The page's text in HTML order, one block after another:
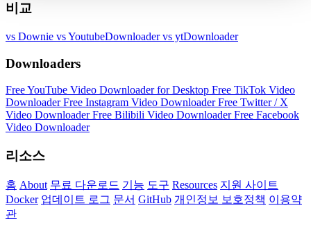
비교
vs Downie vs YoutubeDownloadervs ytDownloader
Downloaders
Free YouTube Video Downloader for Desktop Free TikTok Video
DownloaderFree Instagram Video DownloaderFree Twitter / X
Video DownloaderFree Bilibili Video DownloaderFree Facebook
Video Downloader
리소스
홈 About 무료 다운로드 기능 도구 Resources 지원 사이트
Docker 업데이트 로그 문서 GitHub 개인정보 보호정책 이용약
관